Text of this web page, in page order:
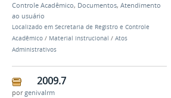
Controle Acadêmico, Documentos, Atendimento
ao usuário
Localizado em Secretaria de Registro e Controle
Acadêmico / Material instrucional / Atos
Administrativos
2009.7
porgenivalrm